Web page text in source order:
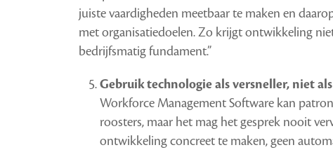
juiste vaardigheden meetbaar te maken en
met organisatiedoelen. Zo krijgt ontwikkeling
bedrijfsmatig fundament.”
Gebruik technologie als versneller, niet
Workforce Management Software kan
roosters, maar het mag het gesprek nooit
ontwikkeling concreet te maken, geen